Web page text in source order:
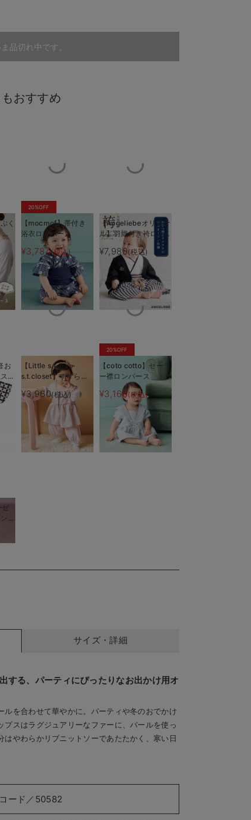
品切れ中です。
おすすめ
く
ン
20%OFF
【mocmof】帯付き
浴衣ロンパース
¥3,784(税込)
【Angeliebeオリジナ
ル】羽織付き袴ロンパ
ース 男の子
¥7,980(税込)
お
ス
【Little s.t. by
s.t.closet】すずらん
刺繍カバーオール
¥3,960(税込)
20%OFF
【coto cotto】セーラ
ー襟ロンパース
¥3,168(税込)
ゼ
パ
サイズ・詳細
する、パーティにぴったりなお出かけ用オ
ルを合わせて華やかに。パーティや冬のおでかけ
スはラグジュアリーなファーに、パールを使っ
やわらかリブニットソーであたたかく、寒い日
ード／50582